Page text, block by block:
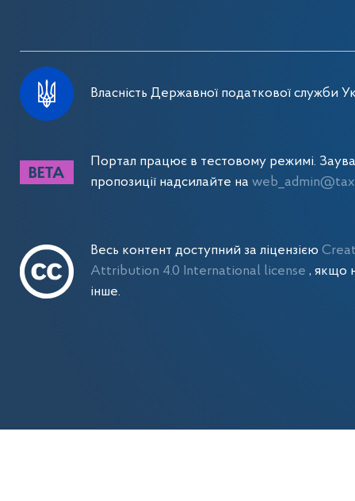
Власність Державної податкової служби
Портал працює в тестовому режимі.
пропозиції надсилайте на
Весь контент доступний за ліцензією
Attribution 4.0 International license, якщо
інше.